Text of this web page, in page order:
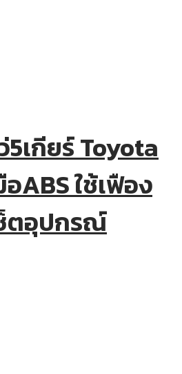
5เกียร์ Toyota
ABS ใช้เฟือง
ตอุปกรณ์